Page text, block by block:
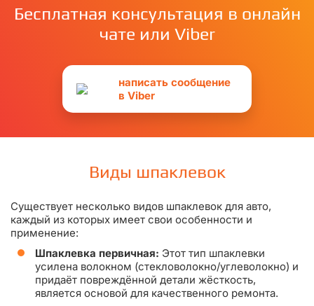
Бесплатная консультация в онлайн
чате или Viber
написать сообщение
в Viber
Виды шпаклевок
Существует несколько видов шпаклевок для авто,
каждый из которых имеет свои особенности и
применение:
Шпаклевка первичная: Этот тип шпаклевки
усилена волокном (стекловолокно/углеволокно) и
придаёт повреждённой детали жёсткость,
является основой для качественного ремонта.